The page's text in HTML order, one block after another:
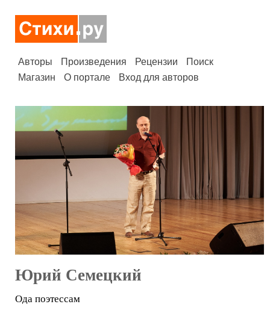
Авторы Произведения Рецензии
Поиск
Магазин
О портале Вход для авторов
Юрий Семецкий
Ода поэтессам